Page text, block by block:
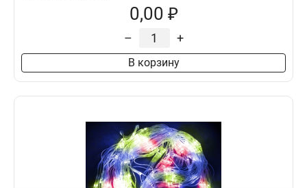
0,00 ₽
– +
В корзину